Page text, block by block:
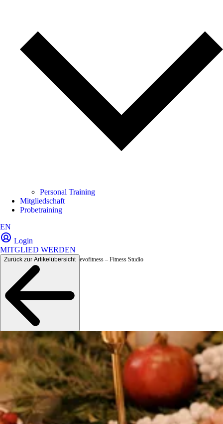
Personal Training
Mitgliedschaft
Probetraining
EN
Login
MITGLIED WERDEN
Zurück zur Artikelübersicht evofitness – Fitness Studio